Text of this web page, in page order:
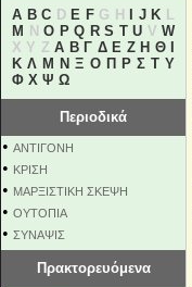
A B C D E FG H J K L
M
N O P Q R S T U V W
X Y ZΑ Β Γ Δ Ε Ζ Η Θ
Κ Λ Μ Ν Ξ Ο Π Ρ Σ Τ Υ
Φ Χ Ψ Ω
Περιοδικά
• ΑΝΤΙΓΟΝΗ
• ΚΡΙΣΗ
• ΜΑΡΞΙΣΤΙΚΗ ΣΚΕΨΗ
• ΟΥΤΟΠΙΑ
• ΣΥΝΑΨΙΣ
Πρακτορευόμενα